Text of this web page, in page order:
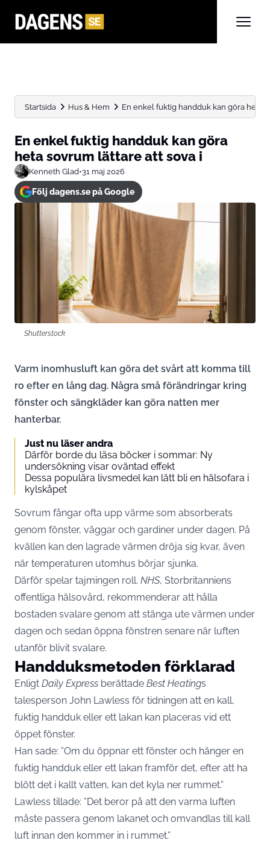
Startsida Hus & Hem En enkel fuktig handduk kan göra heta
En enkel fuktig handduk kan göra
heta sovrum lättare att sova i
Kenneth Glad•31 maj 2026
Följ dagens.se på Google
Shutterstock
Varm inomhusluft kan göra det svårt att komma till
ro efter en lång dag. Några små förändringar kring
fönster och sängkläder kan göra natten mer
hanterbar.
Just nu läser andra
Därför borde du läsa böcker i sommar: Ny
undersökning visar oväntad effekt
Dessa populära livsmedel kan lätt bli en hälsofara i
kylskåpet
Sovrum fångar ofta upp värme som absorberats
genom fönster, väggar och gardiner under dagen. På
kvällen kan den lagrade värmen dröja sig kvar, även
när temperaturen utomhus börjar sjunka.
Därför spelar tajmingen roll. NHS, Storbritanniens
offentliga hälsovård, rekommenderar att hålla
bostaden svalare genom att stänga ute värmen under
dagen och sedan öppna fönstren senare när luften
utanför blivit svalare.
Handduksmetoden förklarad
Enligt Daily Express berättade Best Heatings
talesperson John Lawless för tidningen att en kall,
fuktig handduk eller ett lakan kan placeras vid ett
öppet fönster.
Han sade: ”Om du öppnar ett fönster och hänger en
fuktig handduk eller ett lakan framför det, efter att ha
blött det i kallt vatten, kan det kyla ner rummet.”
Lawless tillade: ”Det beror på att den varma luften
måste passera genom lakanet och omvandlas till kall
luft innan den kommer in i rummet.”